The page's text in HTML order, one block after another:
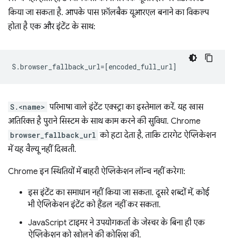
किया जा सकता है. आपके पास फ़ॉलबैक यूआरएल बनाने का विकल्प
होता है एक और इंटेंट के साथ:
S.<name> परिभाषा वाले इंटेंट एक्स्ट्रा का इस्तेमाल करें. यह खास
अतिरिक्त है पुराने सिस्टम के साथ काम करने की सुविधा. Chrome
browser_fallback_url को हटा देता है, ताकि टारगेट ऐप्लिकेशन
में यह वैल्यू नहीं दिखती.
Chrome इन स्थितियों में बाहरी ऐप्लिकेशन लॉन्च नहीं करेगा:
इस इंटेंट का समाधान नहीं किया जा सकता. दूसरे शब्दों में, कोई
भी ऐप्लिकेशन इंटेंट को हैंडल नहीं कर सकता.
JavaScript टाइमर ने उपयोगकर्ता के जेस्चर के बिना ही एक
ऐप्लिकेशन को खोलने की कोशिश की.